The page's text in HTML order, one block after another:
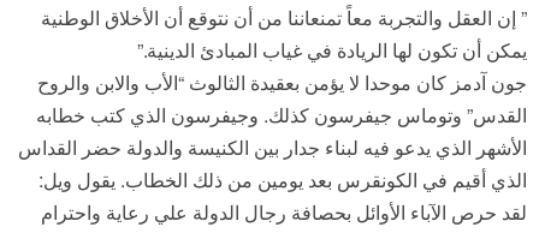
” إن العقل والتجربة معاً تمنعاننا من أن نتوقع أن الأخلاق الوطنية
يمكن أن تكون لها الريادة في غياب المبادئ الدينية.”
جون آدمز كان موحدا لا يؤمن بعقيدة الثالوث “الأب والابن والروح
القدس” وتوماس جيفرسون كذلك. وجيفرسون الذي كتب خطابه
الأشهر الذي يدعو فيه لبناء جدار بين الكنيسة والدولة حضر القداس
الذي أقيم في الكونقرس بعد يومين من ذلك الخطاب. يقول ويل:
لقد حرص الآباء الأوائل بحصافة رجال الدولة علي رعاية واحترام